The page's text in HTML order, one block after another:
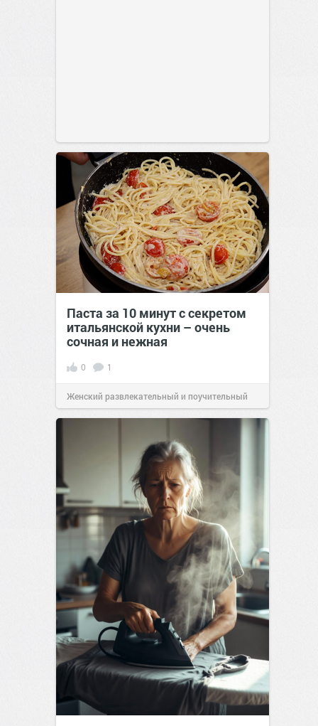
Паста за 10 минут с секретом
итальянской кухни – очень
сочная и нежная
0 1
Женский развлекательный и поучительный
сайт.23:4006 авг 2026